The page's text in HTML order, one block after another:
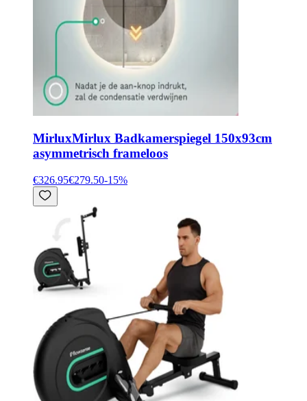
MirluxMirlux Badkamerspiegel 150x93cm
asymmetrisch frameloos
€326.95€279.50-15%